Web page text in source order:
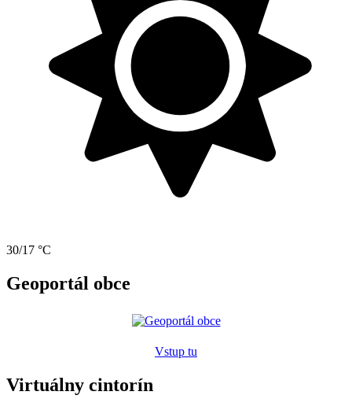
30/17 °C
Geoportál obce
Vstup tu
Virtuálny cintorín